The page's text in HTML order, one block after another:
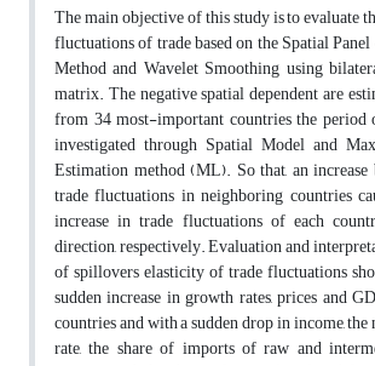
The main objective of this study is to evaluate
fluctuations of trade based on the Spatial
Method and Wavelet Smoothing using
matrix. The negative spatial dependent are
from 34 most-important countries the
investigated through Spatial Model and
Estimation method (ML). So that, an
trade fluctuations in neighboring countries
increase in trade fluctuations of each
direction, respectively. Evaluation and
of spillovers elasticity of trade fluctuations
sudden increase in growth rates, prices and
countries and with a sudden drop in income,
rate, the share of imports of raw and